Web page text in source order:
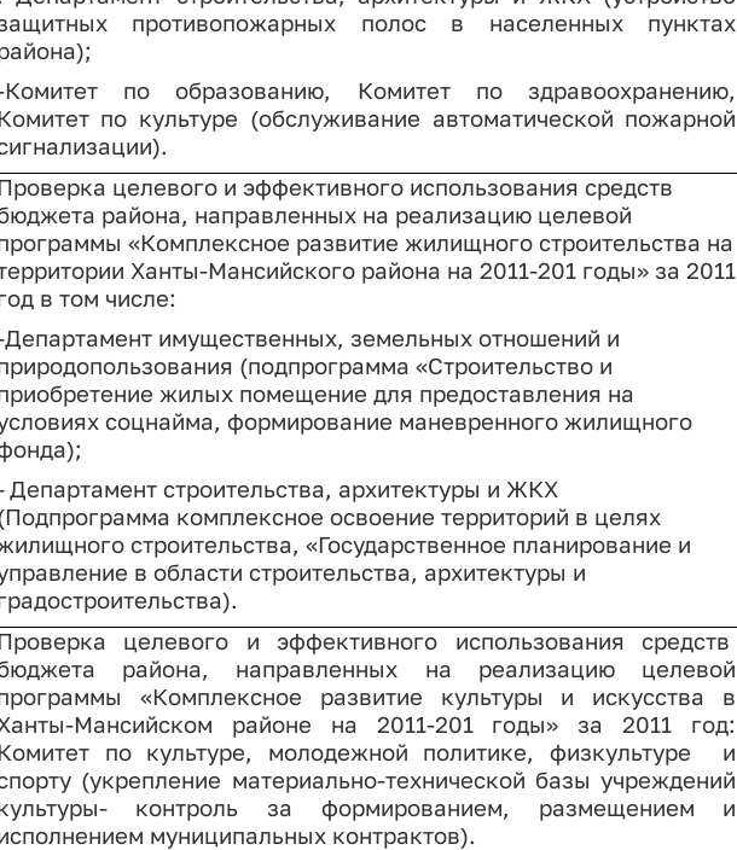
противопожарных полос в населенных пунктах
Комитет по образованию, Комитет по здравоохранению,
по культуре (обслуживание автоматической пожарной
целевого и эффективного использования средств
района, направленных на реализацию целевой
«Комплексное развитие жилищного строительства на
Ханты-Мансийского района на 2011-201 годы» за 2011
в том числе:
имущественных, земельных отношений и
(подпрограмма «Строительство и
жилых помещение для предоставления на
соцнайма, формирование маневренного жилищного
Департамент строительства, архитектуры и ЖКХ
комплексное освоение территорий в целях
строительства, «Государственное планирование и
в области строительства, архитектуры и
целевого и эффективного использования средств
района, направленных на реализацию целевой
«Комплексное развитие культуры и искусства в
Мансийском районе на 2011-201 годы» за 2011 год:
по
культуре, молодежной политике, физкультуре
и
(укрепление материально-технической базы учреждений
контроль за формированием, размещением и
муниципальных контрактов).